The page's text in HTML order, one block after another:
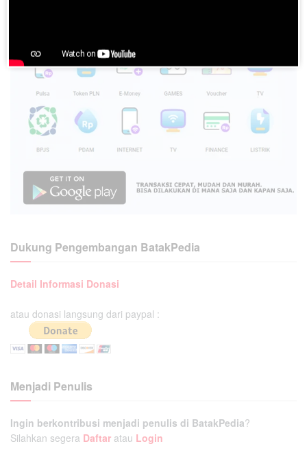
Dukung Pengembangan BatakPedia
Detail Informasi Donasi
atau donasi langsung dari paypal :
Menjadi Penulis
Ingin berkontribusi menjadi penulis di BatakPedia?
Silahkan segera Daftar atau Login